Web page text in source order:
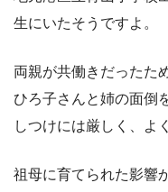
生にいたそうですよ。
両親が共働きだったた
ひろ子さんと姉の面倒
しつけには厳しく、よ
祖母に育てられた影響